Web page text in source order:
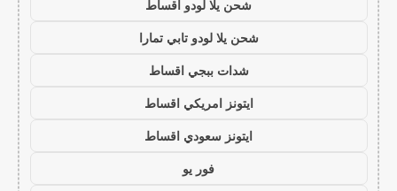
شحن يلا لودو اقساط
شحن يلا لودو تابي تمارا
شدات ببجي اقساط
ايتونز امريكي اقساط
ايتونز سعودي اقساط
فور يو